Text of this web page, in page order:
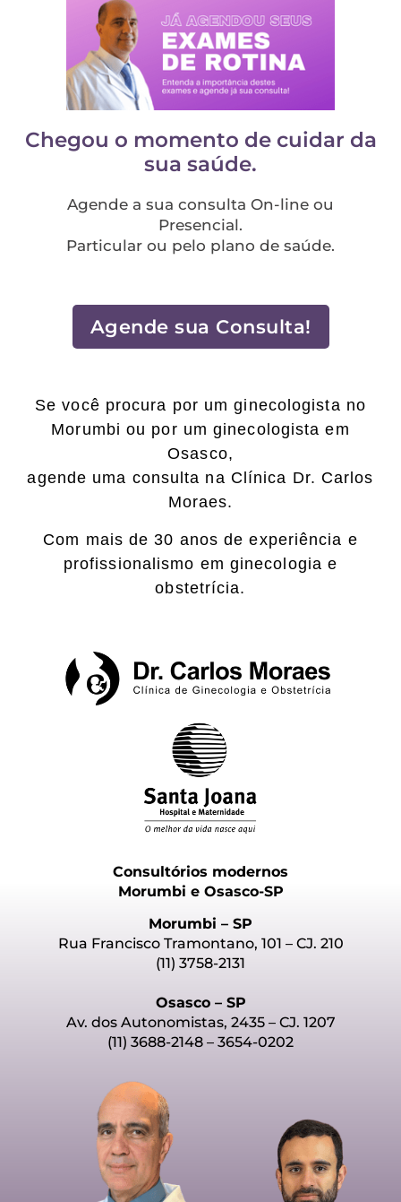
Chegou o momento de cuidar da
sua saúde.
Agende a sua consulta On-line ou
Presencial.
Particular ou pelo plano de saúde.
Agende sua Consulta!
Se você procura por um ginecologista no
Morumbi ou por um ginecologista em
Osasco,
agende uma consulta na Clínica Dr. Carlos
Moraes.
Com mais de 30 anos de experiência e
profissionalismo em ginecologia e
obstetrícia.
Consultórios modernos
Morumbi e Osasco-SP
Morumbi – SP
Rua Francisco Tramontano, 101 – CJ. 210
(11) 3758-2131
Osasco – SP
Av. dos Autonomistas, 2435 – CJ. 1207
(11) 3688-2148 – 3654-0202